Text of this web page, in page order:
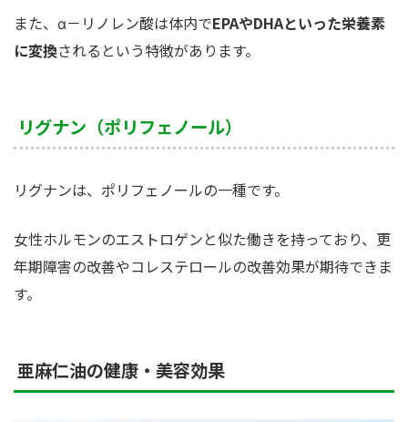
また、α－リノレン酸は体内でEPAやDHAといった栄養素
に変換されるという特徴があります。
リグナン（ポリフェノール）
リグナンは、ポリフェノールの一種です。
女性ホルモンのエストロゲンと似た働きを持っており、更
年期障害の改善やコレステロールの改善効果が期待できま
す。
亜麻仁油の健康・美容効果